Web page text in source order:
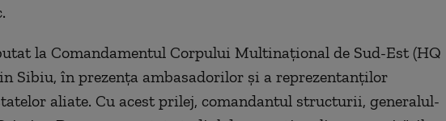
la Comandamentul Corpului Multinaţional de Sud-Est (HQ
Sibiu, în prezenţa ambasadorilor şi a reprezentanţilor
aliate. Cu acest prilej, comandantul structurii, generalul-